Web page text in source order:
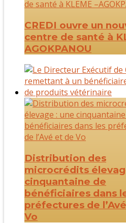
CREDI ouvre un
centre de santé à
AGOKPANOU
Distribution des
microcrédits
cinquantaine de
bénéficiaires dans
préfectures de
Vo